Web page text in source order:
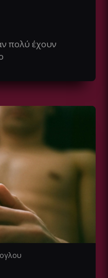
πολύ έχουν